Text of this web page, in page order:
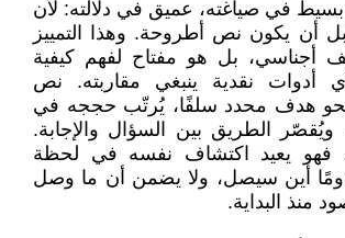
في صياغته، عميق في دلالته: لأن
أن يكون نص أطروحة. وهذا التمييز
أجناسي، بل هو مفتاح لفهم كيفية
أدوات نقدية ينبغي مقاربته. نص
نحو هدف محدد سلفًا، يُرتّب حججه في
الطريق بين السؤال والإجابة.
فهو يعيد اكتشاف نفسه في لحظة
دومًا أين سيصل، ولا يضمن أن ما وصل
منذ البداية.